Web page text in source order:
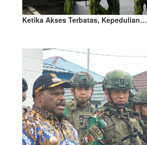
Ketika Akses Terbatas, Kepedulian…